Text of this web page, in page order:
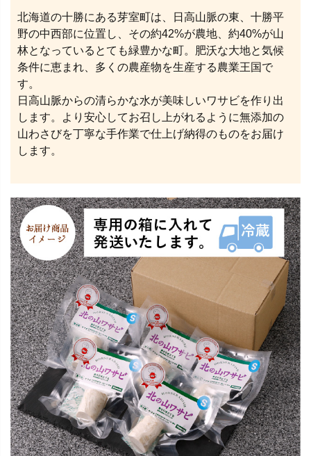
北海道の十勝にある芽室町は、日高山脈の東、十勝平
野の中西部に位置し、その約42%が農地、約40%が山
林となっているとても緑豊かな町。肥沃な大地と気候
条件に恵まれ、多くの農産物を生産する農業王国で
す。
日高山脈からの清らかな水が美味しいワサビを作り出
します。より安心してお召し上がれるように無添加の
山わさびを丁寧な手作業で仕上げ納得のものをお届け
します。